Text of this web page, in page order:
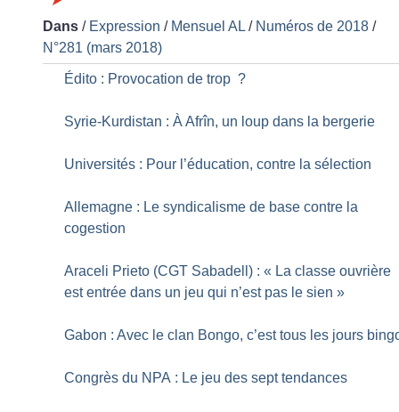
Dans / Expression / Mensuel AL / Numéros de 2018 /
N°281 (mars 2018)
Édito : Provocation de trop ?
Syrie-Kurdistan : À Afrîn, un loup dans la bergerie
Universités : Pour l’éducation, contre la sélection
Allemagne : Le syndicalisme de base contre la
cogestion
Araceli Prieto (CGT Sabadell) : « La classe ouvrière
est entrée dans un jeu qui n’est pas le sien »
Gabon : Avec le clan Bongo, c’est tous les jours
Congrès du NPA : Le jeu des sept tendances